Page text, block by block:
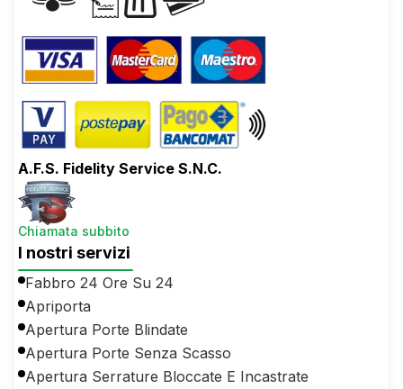
A.F.S. Fidelity Service S.N.C.
Chiamata subbito
I nostri servizi
Fabbro 24 Ore Su 24
Apriporta
Apertura Porte Blindate
Apertura Porte Senza Scasso
Apertura Serrature Bloccate E Incastrate